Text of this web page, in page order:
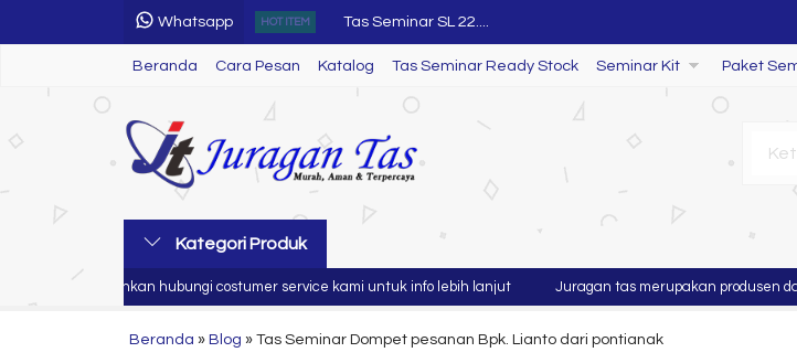
Whatsapp HOT ITEM
Tas Ransel....
Tas Seminar R 85....
Tas Seminar SL 43....
Tas Seminar SL 20....
Tas Seminar....
Tas Seminar SL 22....
Beranda Cara Pesan Katalog Tas Seminar Ready Stock Seminar Kit Paket
Kategori Produk
Silahkan hubungi costumer service kami untuk info lebih lanjut Juragan tas merupakan produsen dan
Beranda » Blog » Tas Seminar Dompet pesanan Bpk. Lianto dari pontianak